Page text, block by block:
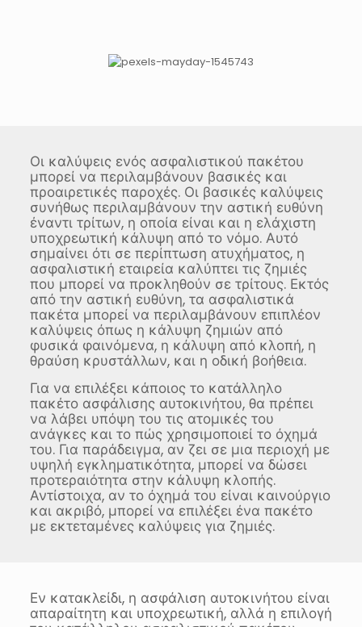
Οι καλύψεις ενός ασφαλιστικού πακέτου
μπορεί να περιλαμβάνουν βασικές και
προαιρετικές παροχές. Οι βασικές καλύψεις
συνήθως περιλαμβάνουν την αστική ευθύνη
έναντι τρίτων, η οποία είναι και η ελάχιστη
υποχρεωτική κάλυψη από το νόμο. Αυτό
σημαίνει ότι σε περίπτωση ατυχήματος, η
ασφαλιστική εταιρεία καλύπτει τις ζημιές
που μπορεί να προκληθούν σε τρίτους. Εκτός
από την αστική ευθύνη, τα ασφαλιστικά
πακέτα μπορεί να περιλαμβάνουν επιπλέον
καλύψεις όπως η κάλυψη ζημιών από
φυσικά φαινόμενα, η κάλυψη από κλοπή, η
θραύση κρυστάλλων, και η οδική βοήθεια.
Για να επιλέξει κάποιος το κατάλληλο
πακέτο ασφάλισης αυτοκινήτου, θα πρέπει
να λάβει υπόψη του τις ατομικές του
ανάγκες και το πώς χρησιμοποιεί το όχημά
του. Για παράδειγμα, αν ζει σε μια περιοχή με
υψηλή εγκληματικότητα, μπορεί να δώσει
προτεραιότητα στην κάλυψη κλοπής.
Αντίστοιχα, αν το όχημά του είναι καινούργιο
και ακριβό, μπορεί να επιλέξει ένα πακέτο
με εκτεταμένες καλύψεις για ζημιές.
Εν κατακλείδι, η ασφάλιση αυτοκινήτου είναι
απαραίτητη και υποχρεωτική, αλλά η επιλογή